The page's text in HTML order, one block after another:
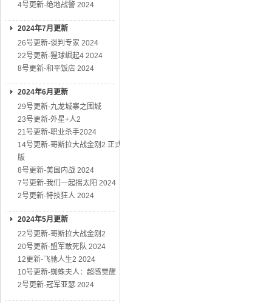
4号更新-绝地战警 2024
2024年7月更新
26号更新-谈判专家 2024
22号更新-猩球崛起4 2024
8号更新-和平饭店 2024
2024年6月更新
29号更新-九龙城寨之围城
23号更新-外星+人2
21号更新-职业杀手2024
14号更新-哥斯拉大战金刚2 正式
版
8号更新-美国内战 2024
7号更新-我们一起摇太阳 2024
2号更新-特技狂人 2024
2024年5月更新
22号更新-哥斯拉大战金刚2
20号更新-盟军敢死队 2024
12更新-飞驰人生2 2024
10号更新-蜘蛛夫人：超感觉醒
2号更新-冠军亚瑟 2024